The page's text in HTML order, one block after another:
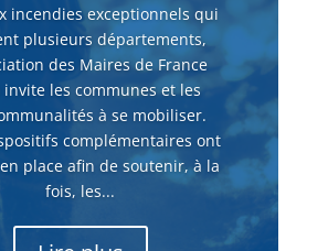
incendies exceptionnels qui
plusieurs départements,
des Maires de France
invite les communes et les
à se mobiliser.
complémentaires ont
place afin de soutenir, à la
fois, les...